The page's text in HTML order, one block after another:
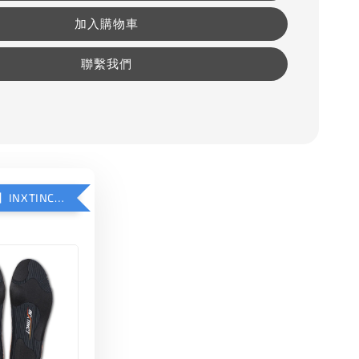
加入購物車
聯繫我們
【加購優惠】INXTINCT 運動款鞋墊